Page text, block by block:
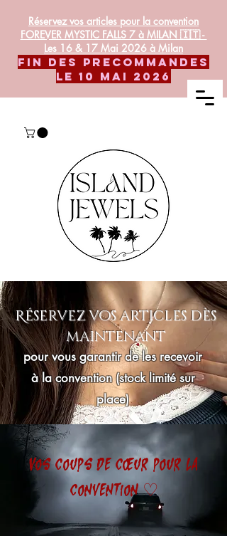
Réservez vos articles pour la convention
FOREVER MYSTIC FALLS 7 à MILAN 🇮🇹 -
Les 16 & 17 Mai 2026 à Milan
FIN DES PRECOMMANDES
LE 10 MAI 2026
Réservez vos articles dès
maintenant
pour vous garantir de les recevoir
à la convention (stock limité sur
place)
Vos coups de cœur pour la
convention♡